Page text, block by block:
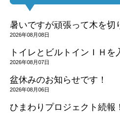
暑いですが頑張って木を切
2026年08月08日
トイレとビルトインＩＨ
2026年08月07日
盆休みのお知らせです！
2026年08月06日
ひまわりプロジェクト続報！